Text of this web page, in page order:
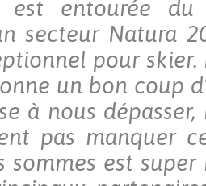
est entourée
secteur Natura
pour skier.
un bon coup
à nous
pas manquer
sommes est super